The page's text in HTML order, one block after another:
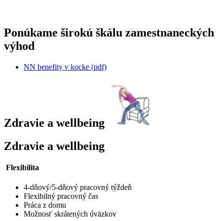
Ponúkame širokú škálu zamestnaneckých
výhod
NN benefity v kocke (pdf)
Zdravie a wellbeing
Zdravie a wellbeing
Flexibilita
4-dňový/5-dňový pracovný týždeň
Flexibilný pracovný čas
Práca z domu
Možnosť skrátených úväzkov